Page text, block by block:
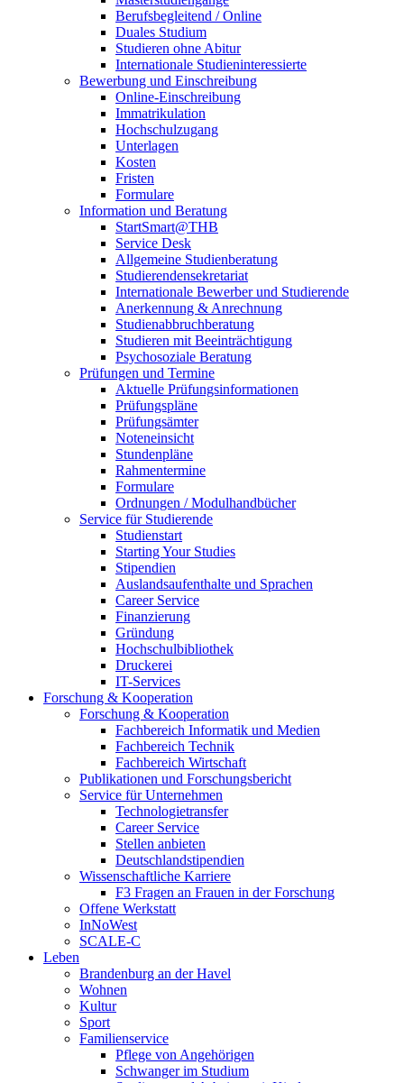
Berufsbegleitend / Online
Duales Studium
Studieren ohne Abitur
Internationale Studieninteressierte
Bewerbung und Einschreibung
Online-Einschreibung
Immatrikulation
Hochschulzugang
Unterlagen
Kosten
Fristen
Formulare
Information und Beratung
StartSmart@THB
Service Desk
Allgemeine Studienberatung
Studierendensekretariat
Internationale Bewerber und Studierende
Anerkennung & Anrechnung
Studienabbruchberatung
Studieren mit Beeinträchtigung
Psychosoziale Beratung
Prüfungen und Termine
Aktuelle Prüfungsinformationen
Prüfungspläne
Prüfungsämter
Noteneinsicht
Stundenpläne
Rahmentermine
Formulare
Ordnungen / Modulhandbücher
Service für Studierende
Studienstart
Starting Your Studies
Stipendien
Auslandsaufenthalte und Sprachen
Career Service
Finanzierung
Gründung
Hochschulbibliothek
Druckerei
IT-Services
Forschung & Kooperation
Forschung & Kooperation
Fachbereich Informatik und Medien
Fachbereich Technik
Fachbereich Wirtschaft
Publikationen und Forschungsbericht
Service für Unternehmen
Technologietransfer
Career Service
Stellen anbieten
Deutschlandstipendien
Wissenschaftliche Karriere
F3 Fragen an Frauen in der Forschung
Offene Werkstatt
InNoWest
SCALE-C
Leben
Brandenburg an der Havel
Wohnen
Kultur
Sport
Familienservice
Pflege von Angehörigen
Schwanger im Studium